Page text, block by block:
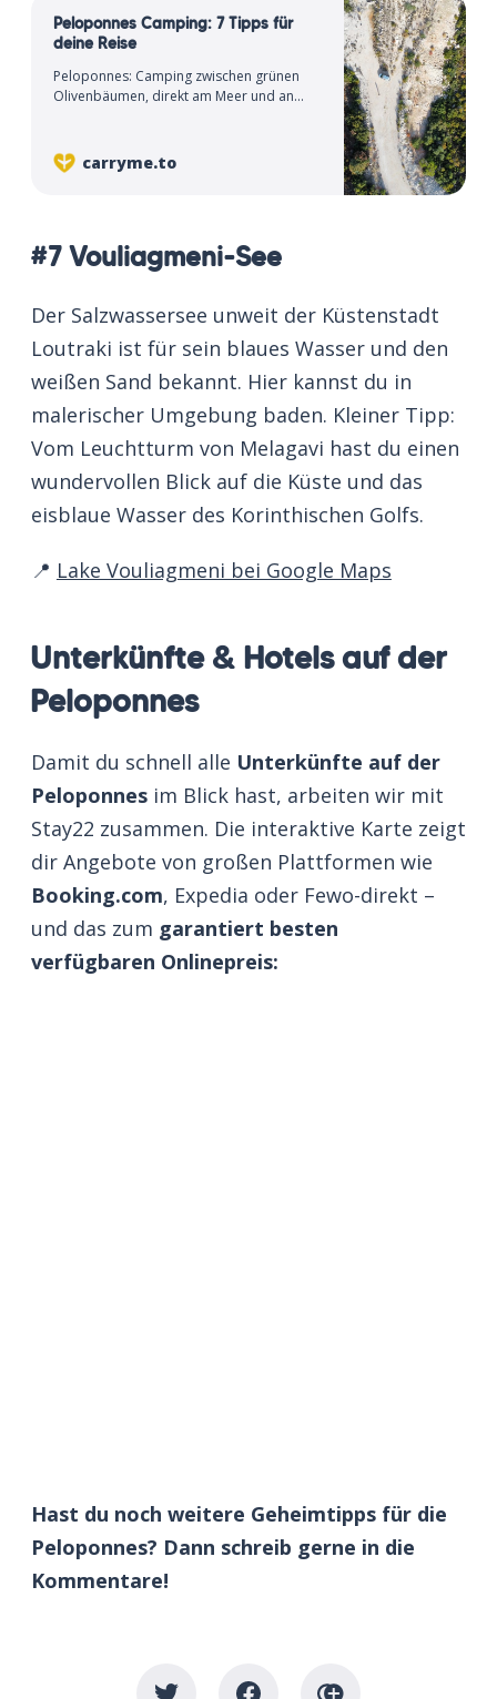
Peloponnes Camping: 7 Tipps für
deine Reise
Peloponnes: Camping zwischen grünen
Olivenbäumen, direkt am Meer und an
carryme.to
#7 Vouliagmeni-See
Der Salzwassersee unweit der Küstenstadt
Loutraki ist für sein blaues Wasser und den
weißen Sand bekannt. Hier kannst du in
malerischer Umgebung baden. Kleiner Tipp:
Vom Leuchtturm von Melagavi hast du einen
wundervollen Blick auf die Küste und das
eisblaue Wasser des Korinthischen Golfs.
📍 Lake Vouliagmeni bei Google Maps
Unterkünfte & Hotels auf der
Peloponnes
Damit du schnell alle Unterkünfte auf der
Peloponnesim Blick hast, arbeiten wir mit
Stay22 zusammen. Die interaktive Karte zeigt
dir Angebote von großen Plattformen wie
Booking.com, Expedia oder Fewo-direkt –
und das zum garantiert besten
verfügbaren Onlinepreis:
Hast du noch weitere Geheimtipps für die
Peloponnes? Dann schreib gerne in die
Kommentare!